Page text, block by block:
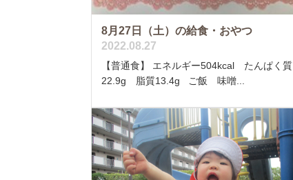
8月27日（土）の給食・おやつ
2022.08.27
【普通食】 エネルギー504kcal たんぱく質
22.9g 脂質13.4g ご飯 味噌...